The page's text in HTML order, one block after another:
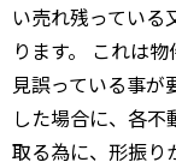
い売れ残っている
ります。 これは
見誤っている事が
した場合に、各
取る為に、形振り